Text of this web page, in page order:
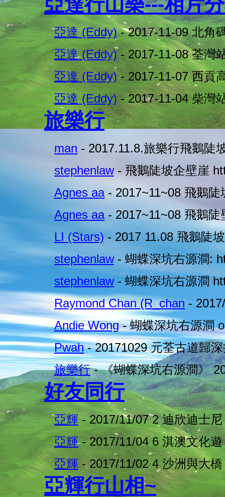
亞達 (Eddy)- 2017-11-09 北角
亞達 (Eddy) - 2017-11-08 荃灣
亞達 (Eddy)- 2017-11-07 西貢
亞達 (Eddy) - 2017-11-04 柴灣
旅樂行
man - 2017.11.8.旅樂行飛鵝陡
stephenlaw- 飛鵝陡坡企壁崖
Agnes aa- 2017~11~08 飛鵝陡
Agnes aa- 2017~11~08 飛鵝陡
LI (Stars) - 2017 11.08 飛鵝陡
stephenlaw- 蝴蝶深坑右源澗:
stephenlaw- 蝴蝶深坑右源澗
Raymond Chan (R_chan -
Andie Wong- 蝴蝶深坑右源澗
Pwah- 20171029 元荃古道歸
旅樂行- 《蝴蝶深坑右源澗》
好友同行
亞輝- 2017/11/07 2 迪欣迪士
亞輝- 2017/11/04 6 淇澳文化
亞輝- 2017/11/02 4 沙洲與大
亞輝行山相~